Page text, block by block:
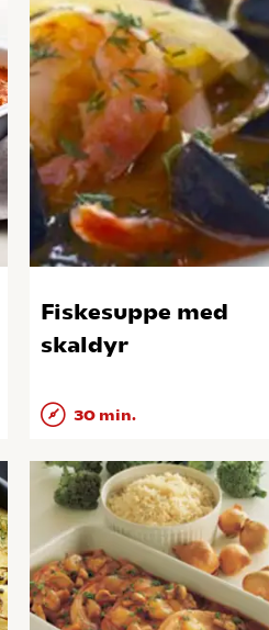
Fiskesuppe med
skaldyr
30 min.